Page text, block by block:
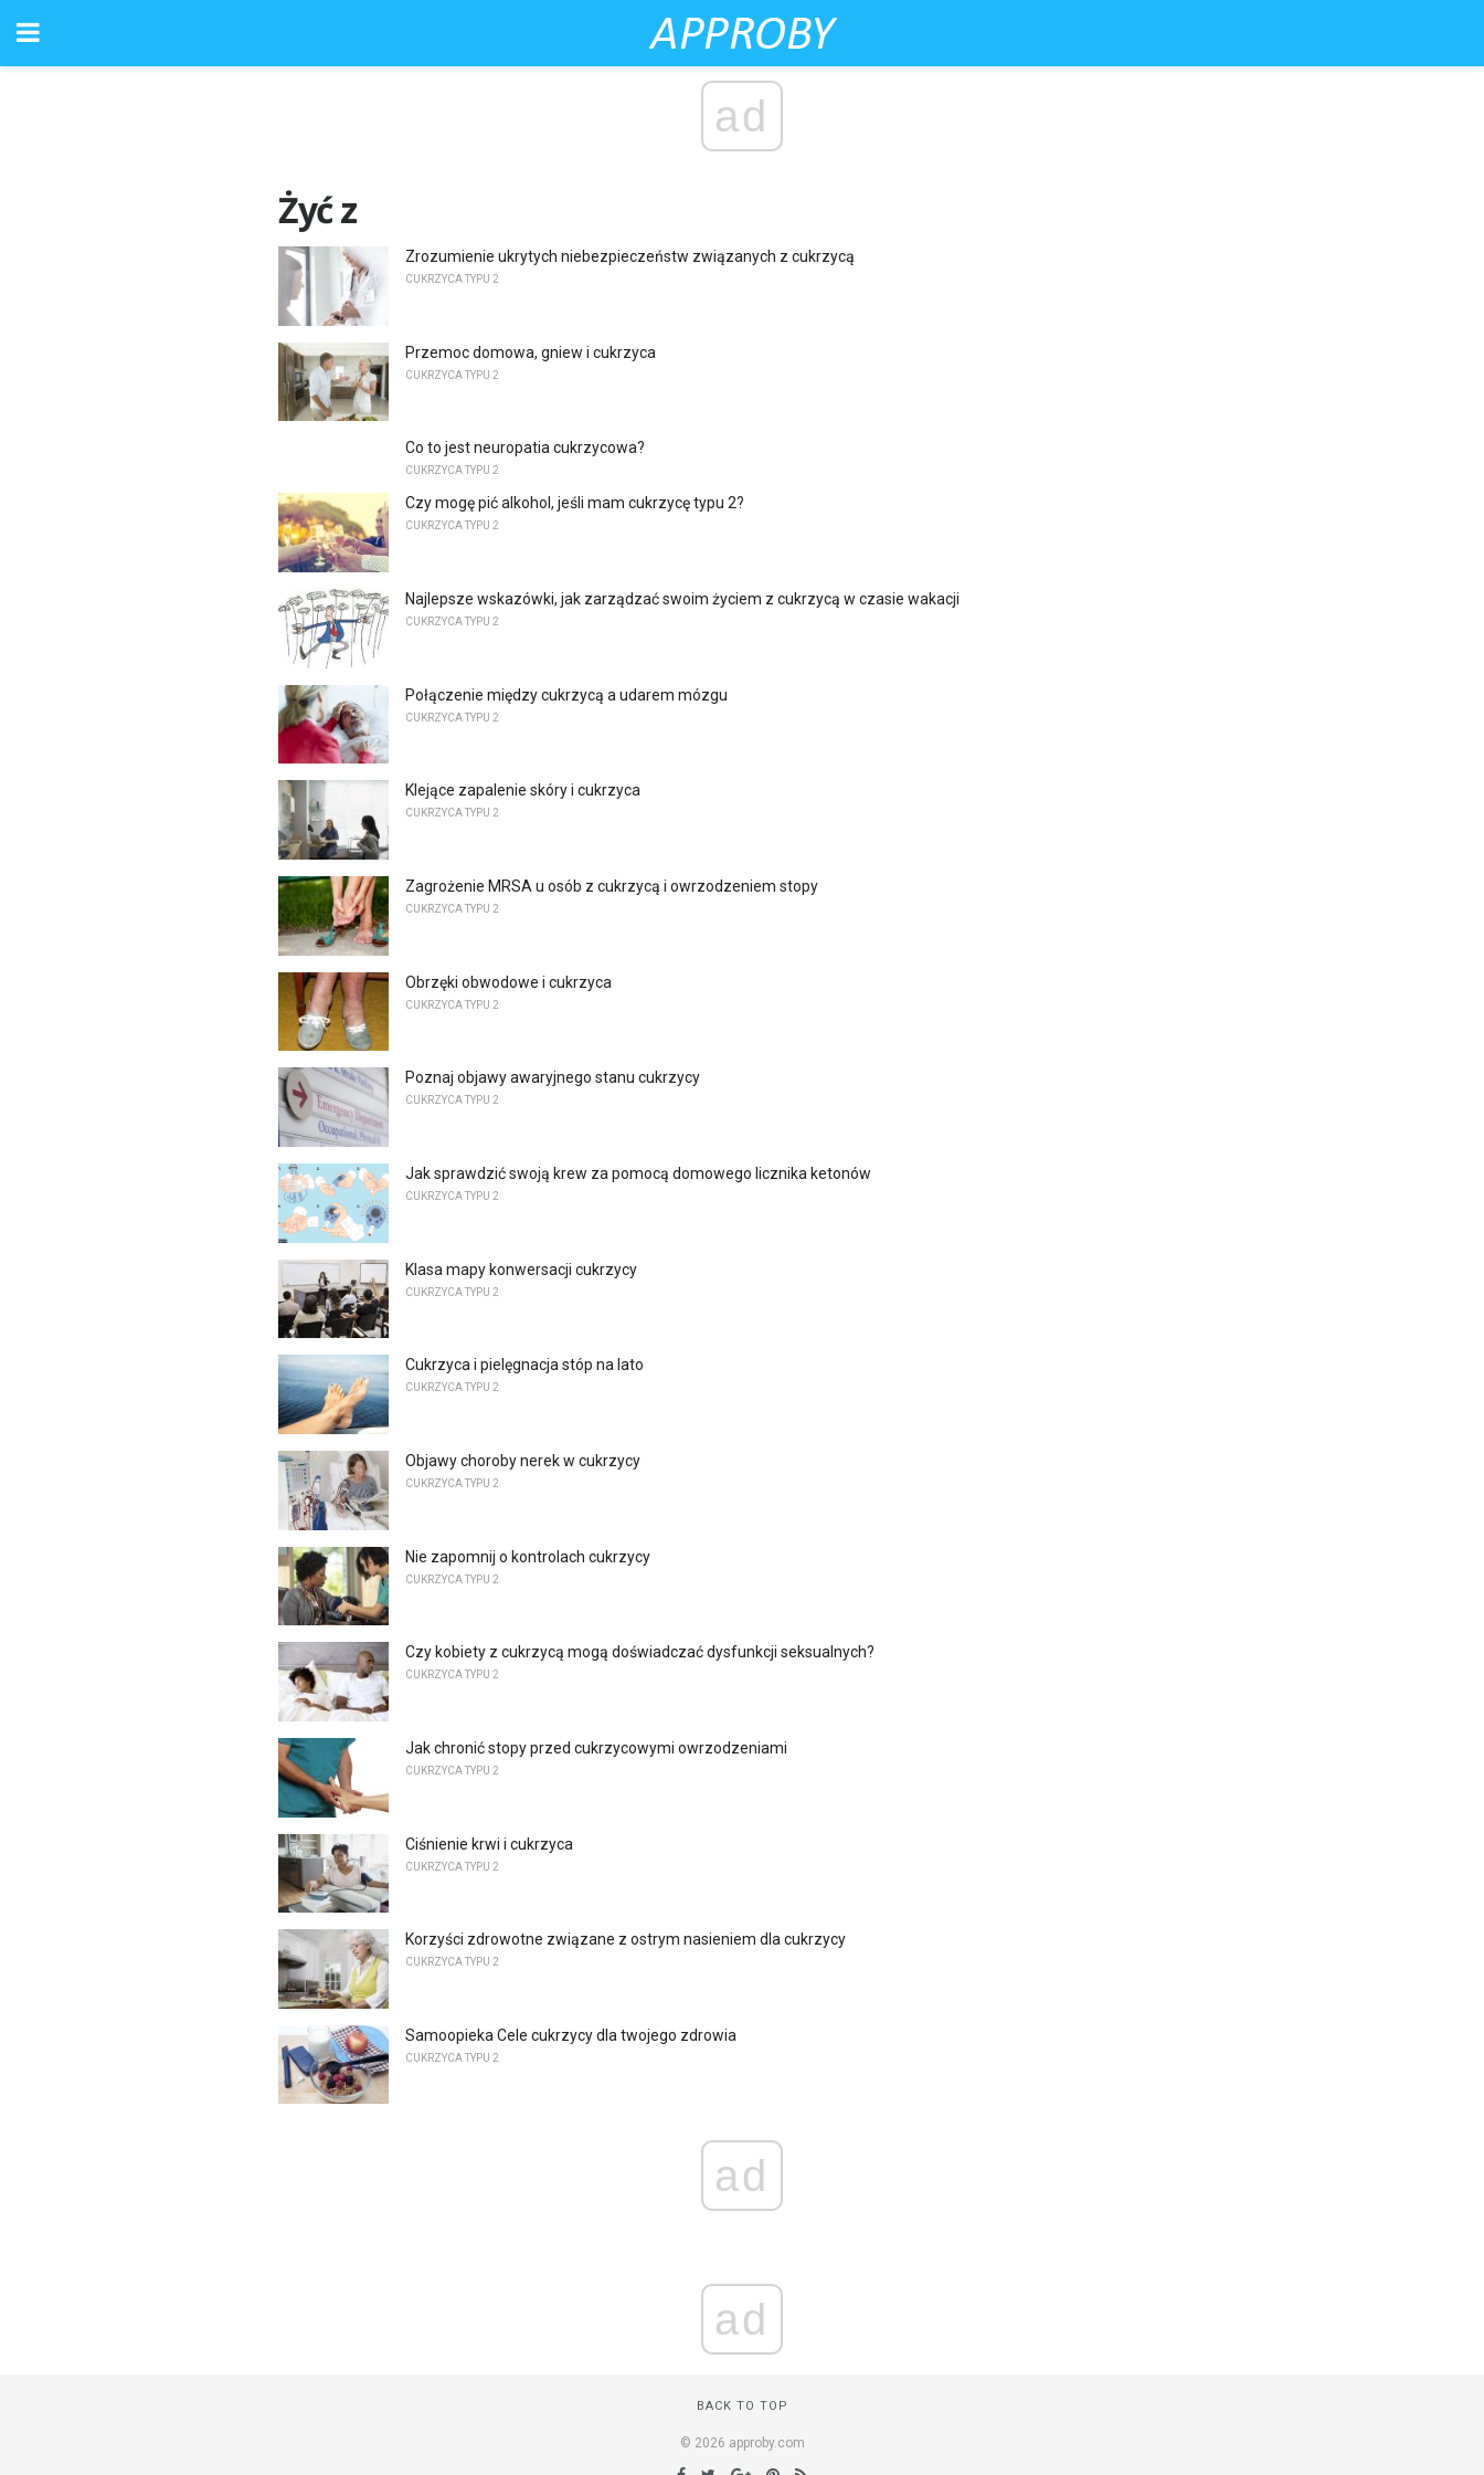
ad
Żyć z
Zrozumienie ukrytych niebezpieczeństw związanych z cukrzycą
CUKRZYCA TYPU 2
Przemoc domowa, gniew i cukrzyca
CUKRZYCA TYPU 2
Co to jest neuropatia cukrzycowa?
CUKRZYCA TYPU 2
Czy mogę pić alkohol, jeśli mam cukrzycę typu 2?
CUKRZYCA TYPU 2
Najlepsze wskazówki, jak zarządzać swoim życiem z cukrzycą w czasie wakacji
CUKRZYCA TYPU 2
Połączenie między cukrzycą a udarem mózgu
CUKRZYCA TYPU 2
Klejące zapalenie skóry i cukrzyca
CUKRZYCA TYPU 2
Zagrożenie MRSA u osób z cukrzycą i owrzodzeniem stopy
CUKRZYCA TYPU 2
Obrzęki obwodowe i cukrzyca
CUKRZYCA TYPU 2
Poznaj objawy awaryjnego stanu cukrzycy
CUKRZYCA TYPU 2
Jak sprawdzić swoją krew za pomocą domowego licznika ketonów
CUKRZYCA TYPU 2
Klasa mapy konwersacji cukrzycy
CUKRZYCA TYPU 2
Cukrzyca i pielęgnacja stóp na lato
CUKRZYCA TYPU 2
Objawy choroby nerek w cukrzycy
CUKRZYCA TYPU 2
Nie zapomnij o kontrolach cukrzycy
CUKRZYCA TYPU 2
Czy kobiety z cukrzycą mogą doświadczać dysfunkcji seksualnych?
CUKRZYCA TYPU 2
Jak chronić stopy przed cukrzycowymi owrzodzeniami
CUKRZYCA TYPU 2
Ciśnienie krwi i cukrzyca
CUKRZYCA TYPU 2
Korzyści zdrowotne związane z ostrym nasieniem dla cukrzycy
CUKRZYCA TYPU 2
Samoopieka Cele cukrzycy dla twojego zdrowia
CUKRZYCA TYPU 2
ad
ad
BACK TO TOP
© 2026 approby.com